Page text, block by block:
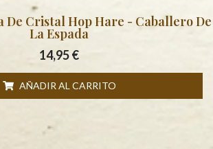
De Cristal Hop Hare - Caballero De
La Espada
14,95€
AÑADIR AL CARRITO